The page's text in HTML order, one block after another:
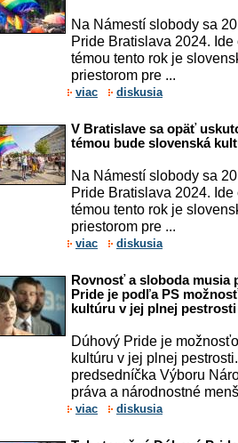
Na Námestí slobody sa
Pride Bratislava 2024.
témou tento rok je
priestorom pre ...
viac diskusia
V Bratislave sa opäť
témou bude slovenská
Na Námestí slobody sa
Pride Bratislava 2024.
témou tento rok je
priestorom pre ...
viac diskusia
Rovnosť a sloboda musia
Pride je podľa PS
kultúru v jej plnej pestrosti
Dúhový Pride je
kultúru v jej plnej
predsedníčka Výboru
práva a národnostné
viac diskusia